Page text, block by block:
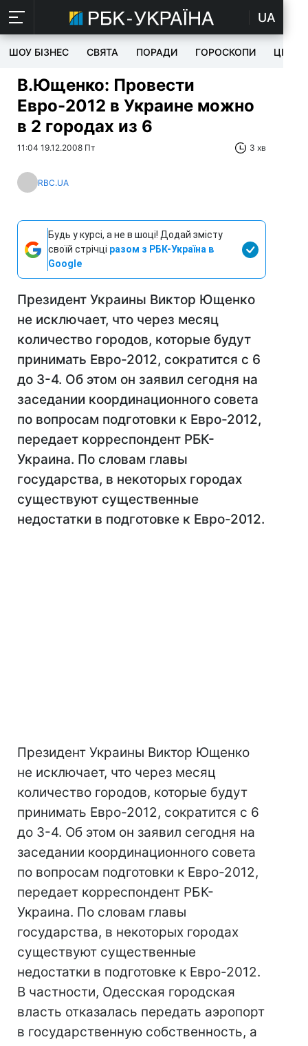
UA
ШОУ БІЗНЕС СВЯТА ПОРАДИ ГОРОСКОПИ ЦІКАВЕ
В.Ющенко: Провести
Евро-2012 в Украине можно
в 2 городах из 6
11:04 19.12.2008 Пт 3 хв
RBC.UA
Будь у курсі, а не в шоці! Додай змісту
своїй стрічці разом з РБК-Україна в
Google
Президент Украины Виктор Ющенко
не исключает, что через месяц
количество городов, которые будут
принимать Евро-2012, сократится с 6
до 3-4. Об этом он заявил сегодня на
заседании координационного совета
по вопросам подготовки к Евро-2012,
передает корреспондент РБК-
Украина. По словам главы
государства, в некоторых городах
существуют существенные
недостатки в подготовке к Евро-2012.
Президент Украины Виктор Ющенко
не исключает, что через месяц
количество городов, которые будут
принимать Евро-2012, сократится с 6
до 3-4. Об этом он заявил сегодня на
заседании координационного совета
по вопросам подготовки к Евро-2012,
передает корреспондент РБК-
Украина. По словам главы
государства, в некоторых городах
существуют существенные
недостатки в подготовке к Евро-2012.
В частности, Одесская городская
власть отказалась передать аэропорт
в государственную собственность, а